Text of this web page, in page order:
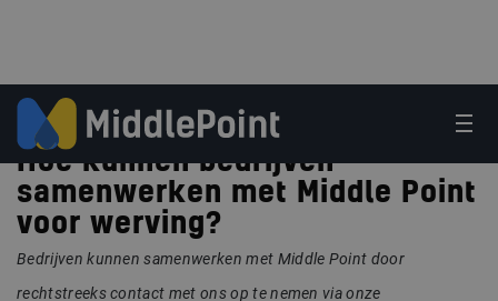
Hoe kunnen bedrijven
samenwerken met Middle Point
voor werving?
Bedrijven kunnen samenwerken met Middle Point door
rechtstreeks contact met ons op te nemen via onze